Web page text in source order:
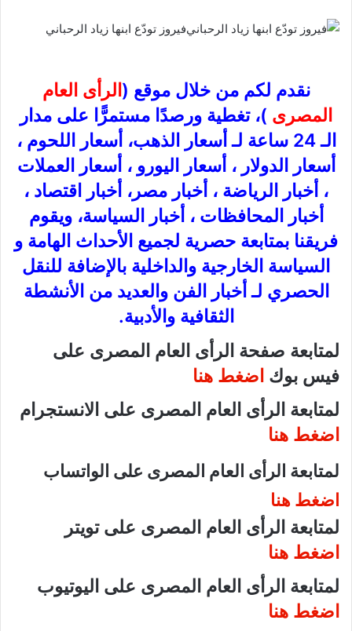
فيروز تودّع ابنها زياد الرحباني
نقدم لكم من خلال موقع ( الرأى العام
المصرى )، تغطية ورصدًا مستمرًّا على مدار
الـ 24 ساعة لـ أسعار الذهب، أسعار اللحوم ،
أسعار الدولار ، أسعار اليورو ، أسعار العملات
، أخبار الرياضة ، أخبار مصر، أخبار اقتصاد ،
أخبار المحافظات ، أخبار السياسة، ويقوم
فريقنا بمتابعة حصرية لجميع الأحداث الهامة و
السياسة الخارجية والداخلية بالإضافة للنقل
الحصري لـ أخبار الفن والعديد من الأنشطة
الثقافية والأدبية.
لمتابعة صفحة الرأى العام المصرى على
فيس بوك اضغط هنا
لمتابعة الرأى العام المصرى على الانستجرام
اضغط هنا
لمتابعة الرأى العام المصرى على الواتساب
اضغط هنا
لمتابعة الرأى العام المصرى على تويتر
اضغط هنا
لمتابعة الرأى العام المصرى على اليوتيوب
اضغط هنا